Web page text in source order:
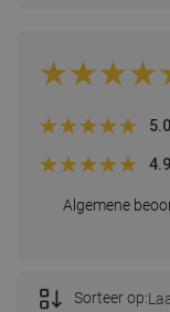
Algemene
5.0
4.9
Sorteer op: